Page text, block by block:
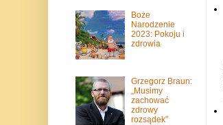
Boże
Narodzenie
2023: Pokoju i
zdrowia
Grzegorz Braun:
„Musimy
zachować
zdrowy
rozsądek”